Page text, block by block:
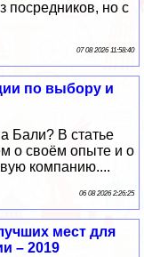
посредников, но с
07 08 2026 11:58:40
по выбору и
Бали? В статье
о своём опыте и о
компанию....
06 08 2026 2:26:25
мест для
– 2019